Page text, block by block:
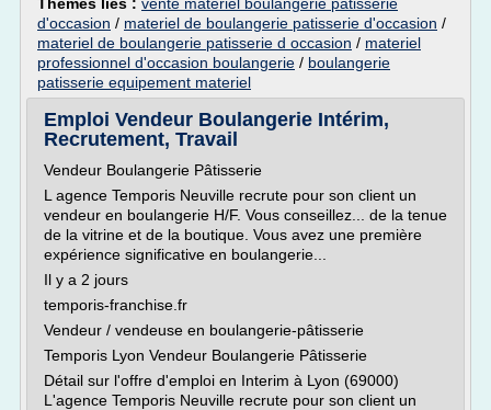
d'occasion / materiel de boulangerie patisserie d'occasion /
materiel de boulangerie patisserie d occasion / materiel
professionnel d'occasion boulangerie / boulangerie
patisserie equipement materiel
Emploi Vendeur Boulangerie Intérim,
Recrutement, Travail
Vendeur Boulangerie Pâtisserie
L agence Temporis Neuville recrute pour son client un
vendeur en boulangerie H/F. Vous conseillez... de la tenue
de la vitrine et de la boutique. Vous avez une première
expérience significative en boulangerie...
Il y a 2 jours
temporis-franchise.fr
Vendeur / vendeuse en boulangerie-pâtisserie
Temporis Lyon Vendeur Boulangerie Pâtisserie
Détail sur l'offre d'emploi en Interim à Lyon (69000)
L'agence Temporis Neuville recrute pour son client un